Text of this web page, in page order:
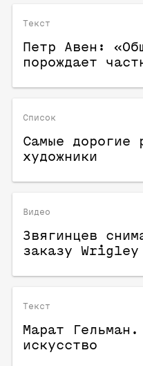
Текст
Петр Авен:
порождает
Список
Самые дорогие
художники
Видео
Звягинцев
заказу Wrigley
Текст
Марат
искусство